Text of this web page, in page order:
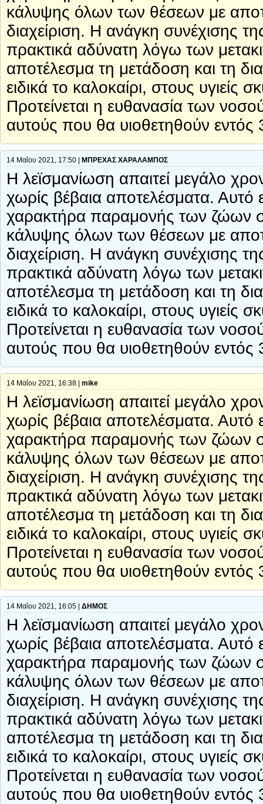
κάλυψης όλων των θέσεων με
διαχείριση. Η ανάγκη συνέχισης
πρακτικά αδύνατη λόγω των
αποτέλεσμα τη μετάδοση και τη
ειδικά το καλοκαίρι, στους
Προτείνεται η ευθανασία των
αυτούς που θα υιοθετηθούν
14 Μαΐου 2021, 17:50 | ΜΠΡΕΧΑΣ ΧΑΡΑΛΑΜΠΟΣ
Η λεϊσμανίωση απαιτεί μεγάλο
χωρίς βέβαια αποτελέσματα. Αυτό
χαρακτήρα παραμονής των ζώων
κάλυψης όλων των θέσεων με
διαχείριση. Η ανάγκη συνέχισης
πρακτικά αδύνατη λόγω των
αποτέλεσμα τη μετάδοση και τη
ειδικά το καλοκαίρι, στους
Προτείνεται η ευθανασία των
αυτούς που θα υιοθετηθούν
14 Μαΐου 2021, 16:38 | mike
Η λεϊσμανίωση απαιτεί μεγάλο
χωρίς βέβαια αποτελέσματα. Αυτό
χαρακτήρα παραμονής των ζώων
κάλυψης όλων των θέσεων με
διαχείριση. Η ανάγκη συνέχισης
πρακτικά αδύνατη λόγω των
αποτέλεσμα τη μετάδοση και τη
ειδικά το καλοκαίρι, στους
Προτείνεται η ευθανασία των
αυτούς που θα υιοθετηθούν
14 Μαΐου 2021, 16:05 | ΔΗΜΟΣ
Η λεϊσμανίωση απαιτεί μεγάλο
χωρίς βέβαια αποτελέσματα. Αυτό
χαρακτήρα παραμονής των ζώων
κάλυψης όλων των θέσεων με
διαχείριση. Η ανάγκη συνέχισης
πρακτικά αδύνατη λόγω των
αποτέλεσμα τη μετάδοση και τη
ειδικά το καλοκαίρι, στους
Προτείνεται η ευθανασία των
αυτούς που θα υιοθετηθούν